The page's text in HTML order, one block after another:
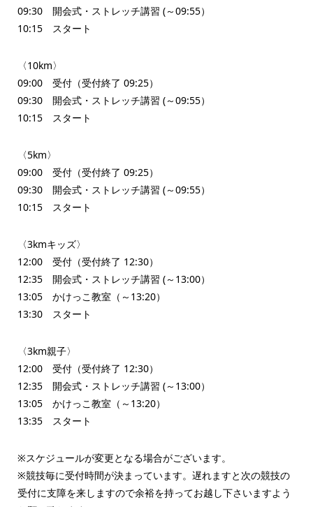
09:30 開会式・ストレッチ講習 (～09:55）
10:15 スタート
〈10km〉
09:00 受付（受付終了 09:25）
09:30 開会式・ストレッチ講習 (～09:55）
10:15 スタート
〈5km〉
09:00 受付（受付終了 09:25）
09:30 開会式・ストレッチ講習 (～09:55）
10:15 スタート
〈3kmキッズ〉
12:00 受付（受付終了 12:30）
12:35 開会式・ストレッチ講習 (～13:00）
13:05 かけっこ教室（～13:20）
13:30 スタート
〈3km親子〉
12:00 受付（受付終了 12:30）
12:35 開会式・ストレッチ講習 (～13:00）
13:05 かけっこ教室（～13:20）
13:35 スタート
※スケジュールが変更となる場合がございます。
※競技毎に受付時間が決まっています。遅れますと次の競技の
受付に支障を来しますので余裕を持ってお越し下さいますよう